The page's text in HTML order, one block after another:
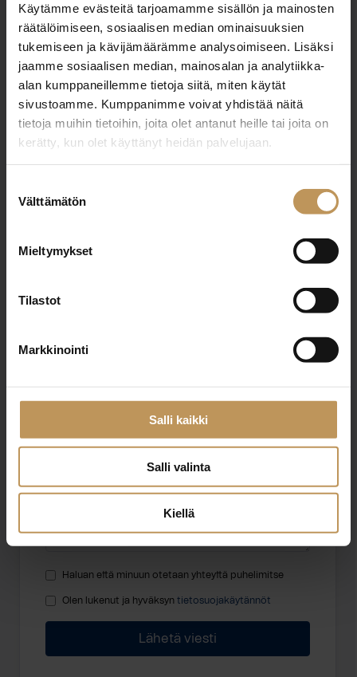
Käytämme evästeitä tarjoamamme sisällön ja mainosten
räätälöimiseen, sosiaalisen median ominaisuuksien
tukemiseen ja kävijämäärämme analysoimiseen. Lisäksi
jaamme sosiaalisen median, mainosalan ja analytiikka-
alan kumppaneillemme tietoja siitä, miten käytät
sivustoamme. Kumppanimme voivat yhdistää näitä
tietoja muihin tietoihin, joita olet antanut heille tai joita on
kerätty, kun olet käyttänyt heidän palvelujaan.
valinta
Välttämätön
Mieltymykset
Tilastot
Markkinointi
Salli kaikki
Salli valinta
Kiellä
mika@laatulkv.fi
" näyttää pakolliset kentät
Aihe
Sähköposti
Viesti
Haluan että minuun otetaan yhteyttä puhelimitse
Olen lukenut ja hyväksyn tietosuojakäytännöt